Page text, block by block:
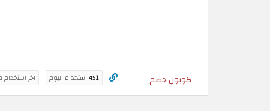
كوبون خصم 451استخدام اليوم اخر استخدام